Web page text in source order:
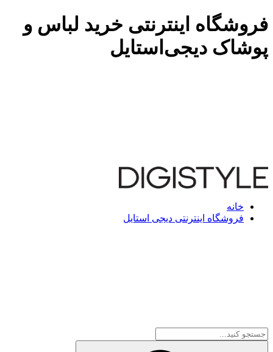
فروشگاه اینترنتی خرید لباس و
پوشاک دیجی‌استایل
خانه
فروشگاه اینترنتی دیجی استایل